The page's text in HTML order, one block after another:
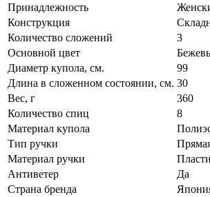
Принадлежность
Конструкция
Количество сложений
3
Основной цвет
Диаметр купола, см.
99
Длина в сложенном состоянии, см. 30
Вес, г
360
Количество спиц
8
Материал купола
Тип ручки
Материал ручки
Антиветер
Да
Страна бренда